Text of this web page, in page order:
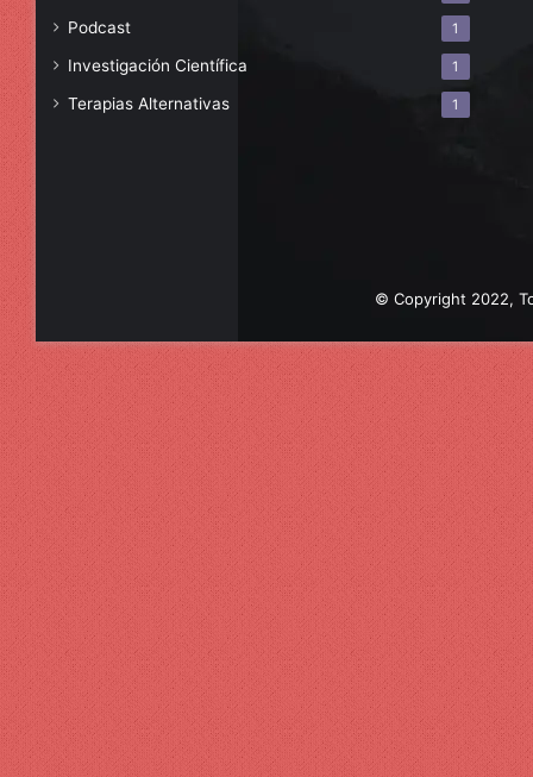
Podcast 1
Investigación Científica 1
Terapias Alternativas 1
© Copyright 2022,